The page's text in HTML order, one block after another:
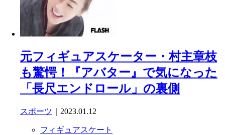
元フィギュアスケーター・村主章枝
も驚愕！『アバター』で気になった
「長尺エンドロール」の裏側
スポーツ ｜2023.01.12
フィギュアスケート